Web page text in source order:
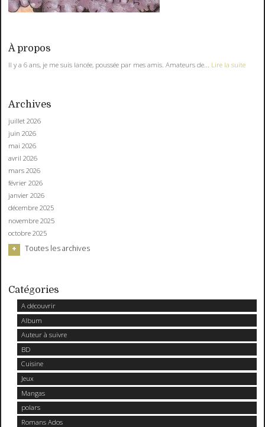
À propos
Il y a 6 ans, je me suis lancée, poussée par mes amis. Amateurs de... Lire la suite
Archives
juillet 2026
juin 2026
mai 2026
avril 2026
mars 2026
février 2026
janvier 2026
décembre 2025
novembre 2025
octobre 2025
Toutes les archives
Catégories
A découvrir
Album
Auteur à suivre
BD
Cuisine
Jeux
Mangas
polars
Romans Ados